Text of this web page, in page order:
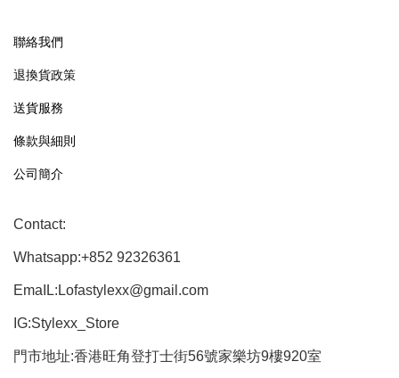
聯絡我們
退換貨政策
送貨服務
條款與細則
公司簡介
Contact:
Whatsapp:+852 92326361
EmaIL:Lofastylexx@gmail.com
IG:Stylexx_Store
門市地址:香港旺角登打士街56號家樂坊9樓920室